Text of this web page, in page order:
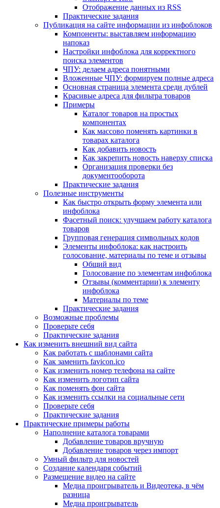
Отображение данных из RSS
Практические задания
Публикация на сайте информации из инфоблоков
Компоненты: выставляем информацию
напоказ
Настройки инфоблока для корректного
поиска элементов
ЧПУ: делаем адреса понятными
Вложенные ЧПУ: формируем полные адреса
Основная страница элемента среди дублей
Красивые адреса для фильтра товаров
Примеры
Каталог товаров на простых
компонентах
Как массово поменять картинки в
товарах каталога
Как добавить новость
Как закрепить новость наверху списка
Организация проверки без
документооборота
Практические задания
Полезные инструменты
Как быстро открыть форму элемента или
инфоблока
Фасетный поиск: улучшаем работу каталога
товаров
Групповая генерация символьных кодов
Элементы инфоблока: как настроить
голосование, материалы по теме и отзывы
Общий вид
Голосование по элементам инфоблока
Отзывы (комментарии) к элементу
инфоблока
Материалы по теме
Практические задания
Возможные проблемы
Проверьте себя
Практические задания
Как изменить внешний вид сайта
Как работать с шаблонами сайта
Как заменить favicon.ico
Как изменить номер телефона на сайте
Как изменить логотип сайта
Как поменять фон сайта
Как изменить ссылки на социальные сети
Проверьте себя
Практические задания
Практические примеры работы
Наполнение каталога товарами
Добавление товаров вручную
Добавление товаров через импорт
Умный фильтр для новостей
Создание календаря событий
Размещение видео на сайте
Медиа проигрыватель и Видеотека, в чём
разница
Медиа проигрыватель